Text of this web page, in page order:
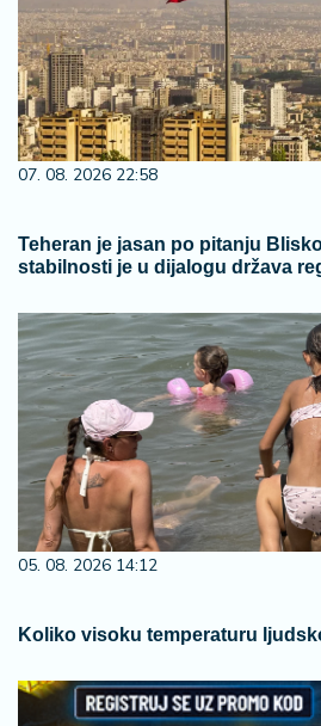
07. 08. 2026 22:58
Teheran je jasan po pitanju
stabilnosti je u dijalogu država
05. 08. 2026 14:12
Koliko visoku temperaturu